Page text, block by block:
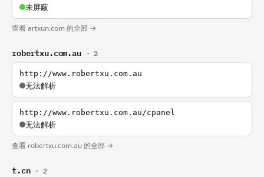
未屏蔽
查看 artxun.com 的全部 →
robertxu.com.au · 2
http://www.robertxu.com.au
无法解析
http://www.robertxu.com.au/cpanel
无法解析
查看 robertxu.com.au 的全部 →
t.cn · 2